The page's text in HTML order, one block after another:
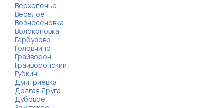
Верхопенье
Весёлое
Вознесеновка
Волоконовка
Гарбузово
Головчино
Грайворон
Грайворонский
Губкин
Дмитриевка
Долгая Яруга
Дубовое